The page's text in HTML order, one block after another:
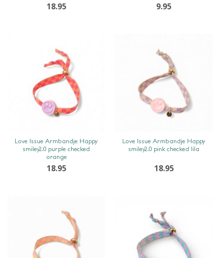
18.95 9.95
Love Issue Armbandje Happy
smiley2.0 purple checked
orange
18.95
Love Issue Armbandje Happy
smiley2.0 pink checked lila
18.95